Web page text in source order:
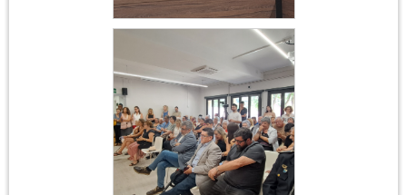
Ajuntament 17 de juny
2023